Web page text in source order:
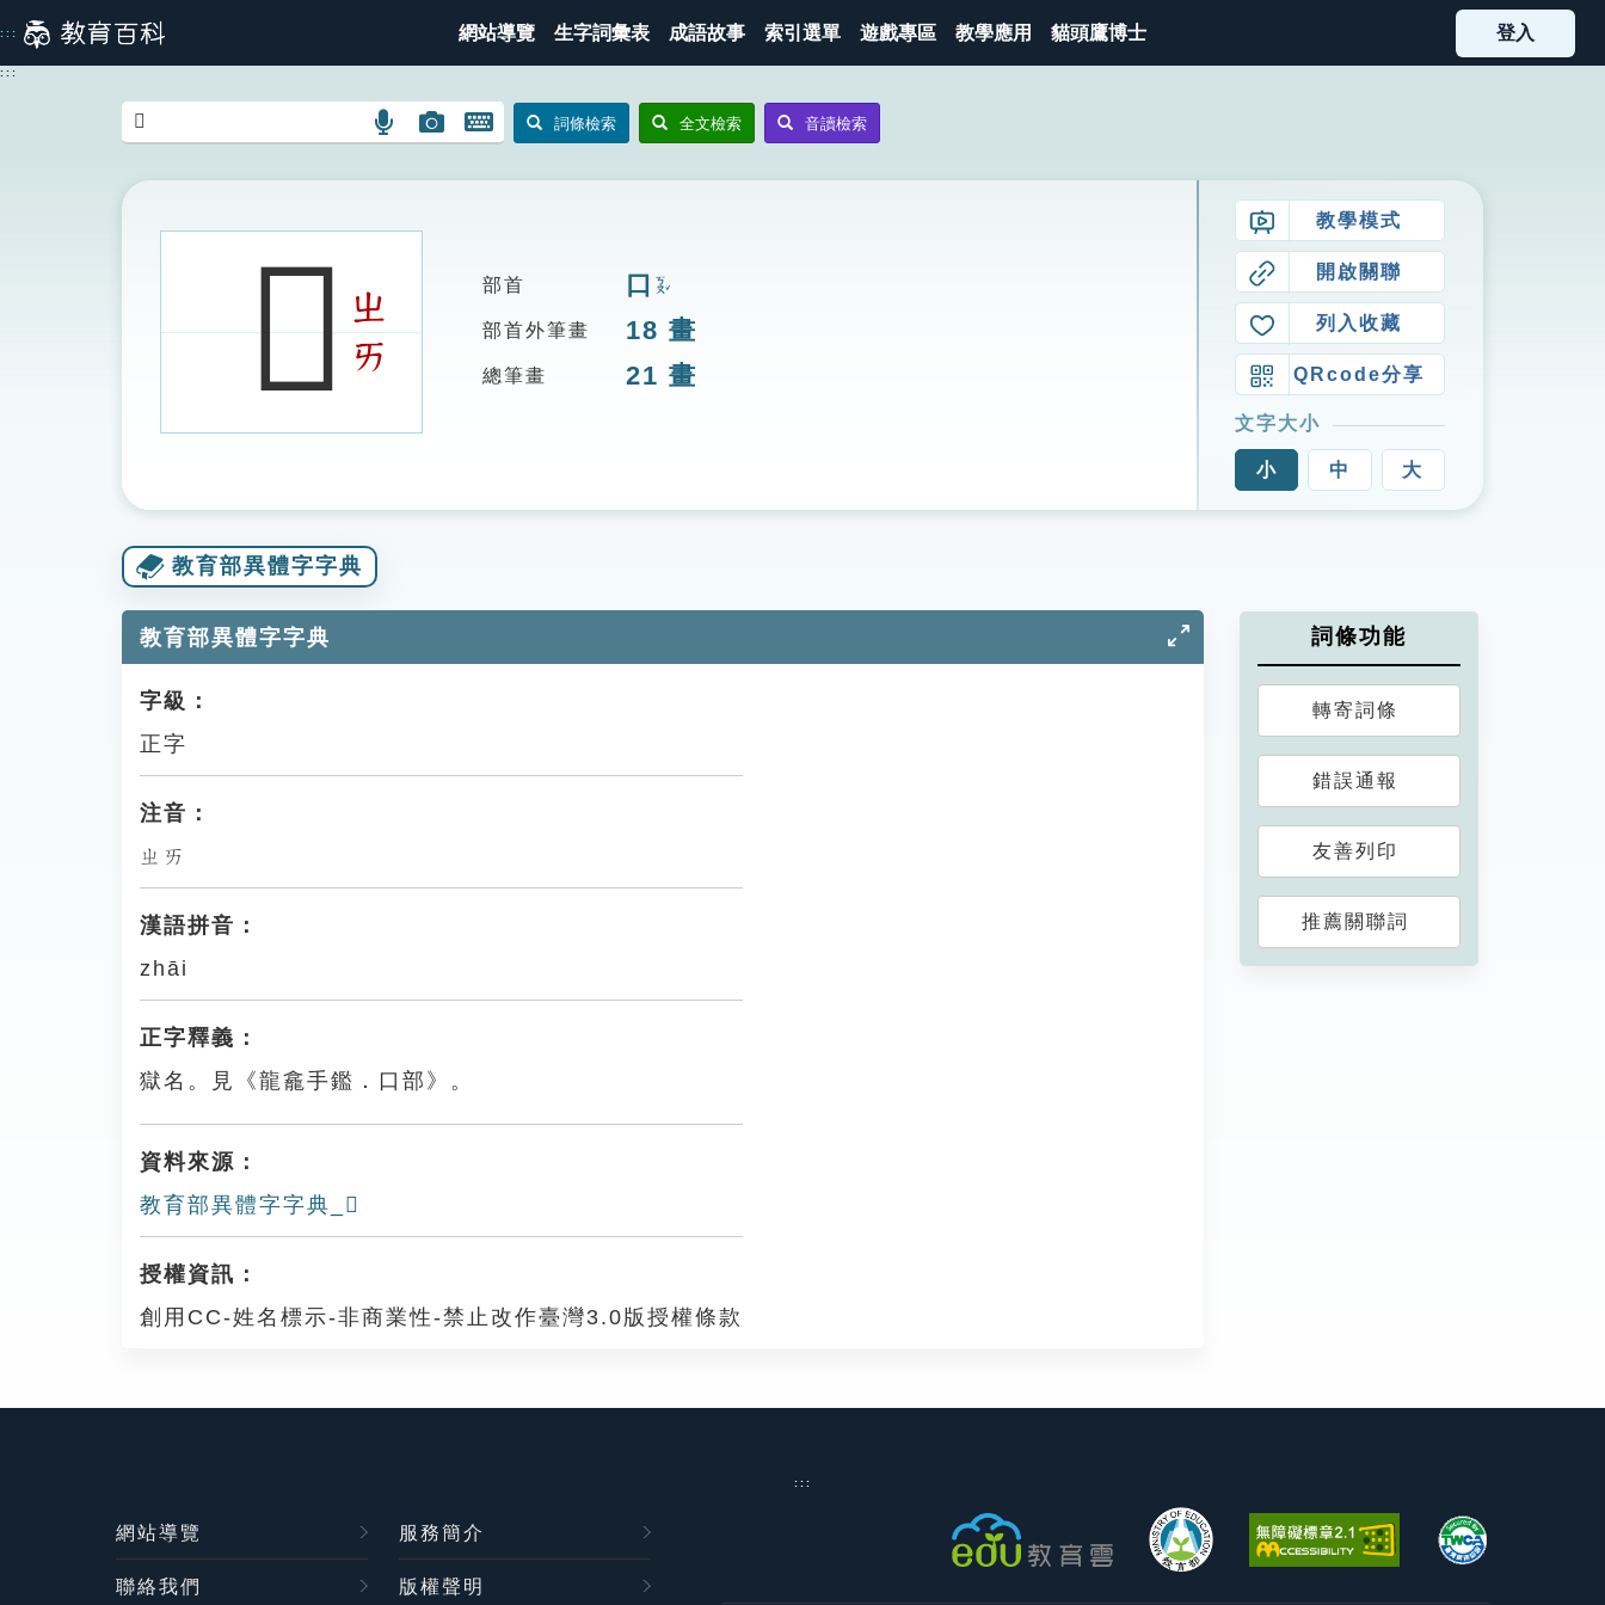
到
主
::: 網站導覽 生字詞彙表 成語故事 索引選單 遊戲專區 教學應用 貓頭鷹博士 登入
:::
語
搜
圖
圖
搜
開
鍵
詞條檢索 全文檢索 音讀檢索
𡅁ㄓ
ㄞ
部首 口 ㄎㄡˇ
部首外筆畫 18 畫
總筆畫 21 畫
教學模式
開啟關聯
列入收藏
QRcode分享
文字大小
小 中 大
教育部異體字字典
教育部異體字字典
字級：
正字
注音：
ㄓㄞ
漢語拼音：
zhāi
正字釋義：
獄名。見《龍龕手鑑．口部》。
資料來源：
教育部異體字字典_𡅁
授權資訊：
創用CC-姓名標示-非商業性-禁止改作臺灣3.0版授權條款
詞條功能
轉寄詞條
錯誤通報
友善列印
推薦關聯詞
:::
網站導覽 服務簡介
聯絡我們 版權聲明